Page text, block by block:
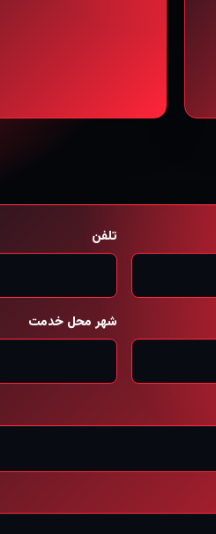
تلفن
شهر محل خدمت